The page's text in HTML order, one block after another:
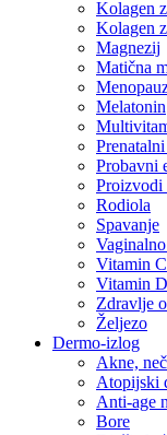
Kolagen
Kolagen
Magnezij
Matična
Melatonin
Probavni
Proizvodi
Rodiola
Spavanje
Vitamin C
Vitamin D
Zdravlje
Željezo
Dermo-izlog
Akne,
Atopijski
Anti-age
Bore